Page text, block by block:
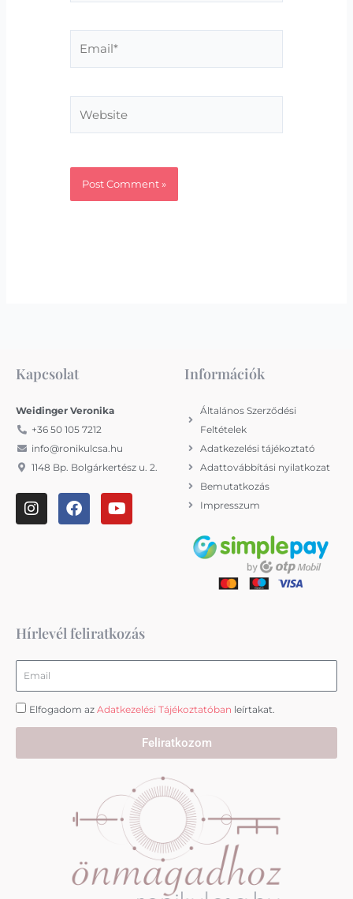
Kapcsolat
Weidinger Veronika
+36 50 105 7212
info@ronikulcsa.hu
1148 Bp. Bolgárkertész u. 2.
I
n
m
F
a
Y
o
Információk
Általános Szerződési
Feltételek
Adatkezelési tájékoztató
Adattovábbítási nyilatkozat
Bemutatkozás
Impresszum
Hírlevél feliratkozás
Elfogadom az Adatkezelési Tájékoztatóban leírtakat.
Feliratkozom